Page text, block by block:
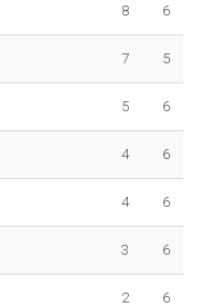
8 6
7 5
5 6
4 6
4 6
3 6
2 6